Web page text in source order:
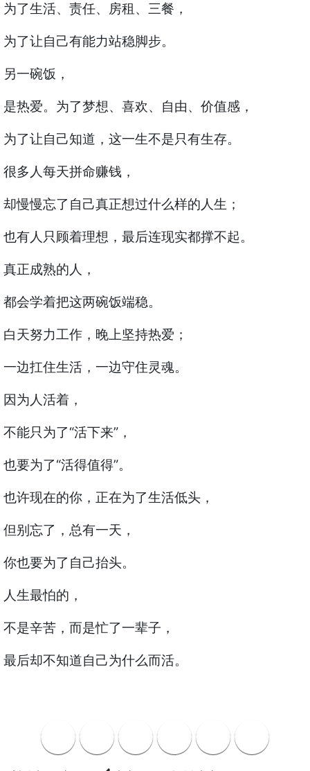
为了生活、责任、房租、三餐，
为了让自己有能力站稳脚步。
另一碗饭，
是热爱。为了梦想、喜欢、自由、价值感，
为了让自己知道，这一生不是只有生存。
很多人每天拼命赚钱，
却慢慢忘了自己真正想过什么样的人生；
也有人只顾着理想，最后连现实都撑不起。
真正成熟的人，
都会学着把这两碗饭端稳。
白天努力工作，晚上坚持热爱；
一边扛住生活，一边守住灵魂。
因为人活着，
不能只为了“活下来”，
也要为了“活得值得”。
也许现在的你，正在为了生活低头，
但别忘了，总有一天，
你也要为了自己抬头。
人生最怕的，
不是辛苦，而是忙了一辈子，
最后却不知道自己为什么而活。